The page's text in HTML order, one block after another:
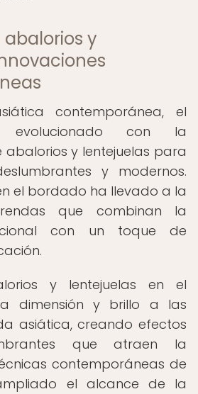
y
contemporánea, el
con la
y lentejuelas para
y modernos.
el bordado ha llevado a la
que combinan la
con un toque de
y lentejuelas en el
dimensión y brillo a las
asiática, creando efectos
que atraen la
contemporáneas de
el alcance de la